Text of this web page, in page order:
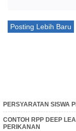
Posting Lebih Baru
PERSYARATAN SISWA
CONTOH RPP DEEP
PERIKANAN